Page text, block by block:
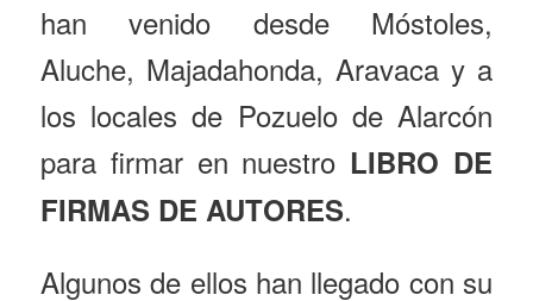
han venido desde Móstoles,
Aluche, Majadahonda, Aravaca y a
los locales de Pozuelo de Alarcón
para firmar en nuestro LIBRO DE
FIRMAS DE AUTORES.
Algunos de ellos han llegado con su